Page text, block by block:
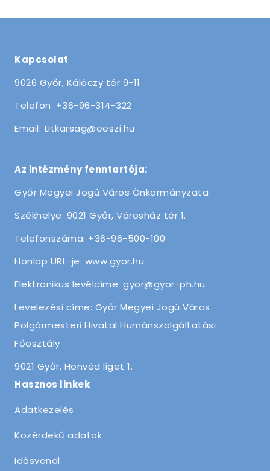
Kapcsolat
9026 Győr, Kálóczy tér 9-11
Telefon: +36-96-314-322
Email: titkarsag@eeszi.hu
Az intézmény fenntartója:
Győr Megyei Jogú Város Önkormányzata
Székhelye: 9021 Győr, Városház tér 1.
Telefonszáma: +36-96-500-100
Honlap URL-je: www.gyor.hu
Elektronikus levélcíme: gyor@gyor-ph.hu
Levelezési címe: Győr Megyei Jogú Város
Polgármesteri Hivatal Humánszolgáltatási
Főosztály
9021 Győr, Honvéd liget 1.
Hasznos linkek
Adatkezelés
Közérdekű adatok
Idősvonal